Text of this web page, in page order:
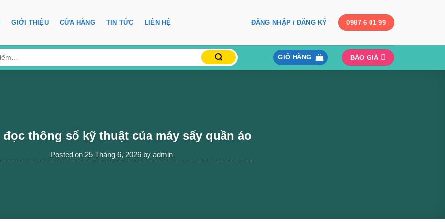
GIỚI THIỆU CỬA HÀNG TIN TỨC LIÊN HỆ ĐĂNG NHẬP / ĐĂNG KÝ 0987 6 01 99
GIỎ HÀNG BÁO GIÁ
đọc thông số kỹ thuật của máy sấy quần áo
Posted on 25 Tháng 6, 2026by admin